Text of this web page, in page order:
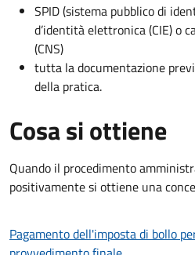
SPID (sistema pubblico di
d’identità elettronica (CIE) o
(CNS)
tutta la documentazione
della pratica.
Cosa si ottiene
Quando il procedimento
positivamente si ottiene una
Pagamento dell'imposta di bollo